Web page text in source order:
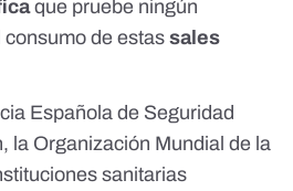
que pruebe ningún
consumo de estas sales
Española de Seguridad
la Organización Mundial de la
sanitarias